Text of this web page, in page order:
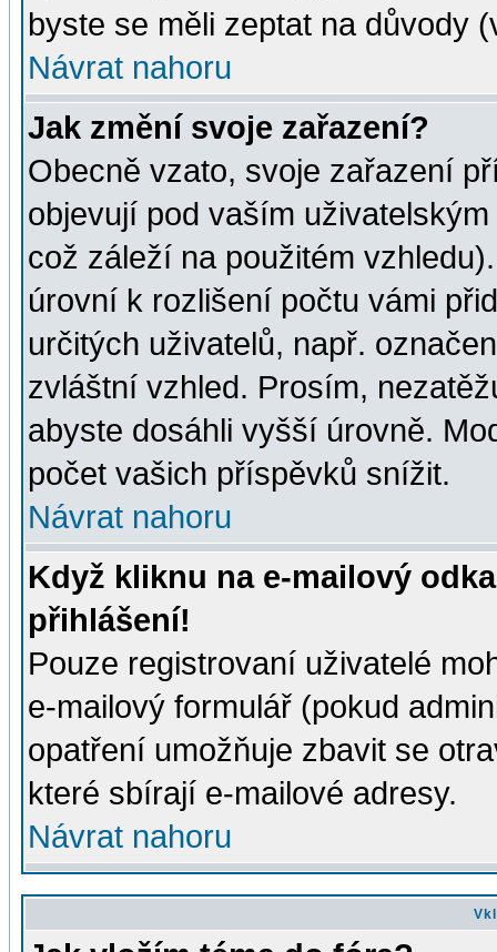
byste se měli zeptat na důvody
Návrat nahoru
Jak změní svoje zařazení?
Obecně vzato, svoje zařazení
objevují pod vaším
což záleží na použitém
úrovní k rozlišení počtu vámi
určitých uživatelů, např.
zvláštní vzhled. Prosím,
abyste dosáhli vyšší úrovně.
počet vašich příspěvků snížit.
Návrat nahoru
Když kliknu na e-mailový
přihlášení!
Pouze registrovaní uživatelé
e-mailový formulář (pokud
opatření umožňuje zbavit se
které sbírají e-mailové adresy.
Návrat nahoru